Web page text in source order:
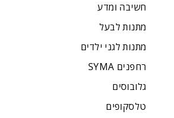
חשיבה ומדע
מתנות לבעל
מתנות לגני ילדים
רחפנים SYMA
גלובוסים
טלסקופים